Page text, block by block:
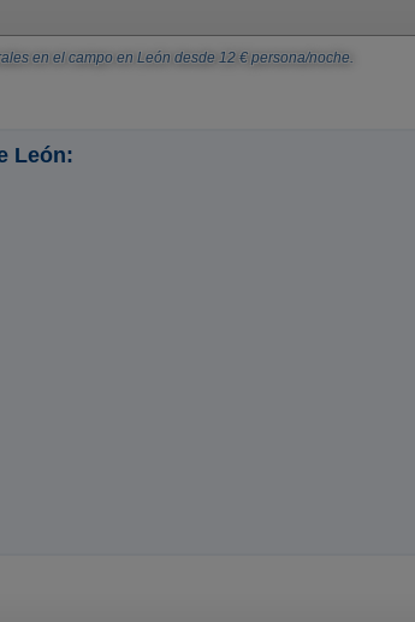
en el campo en León desde 12 € persona/noche.
León: